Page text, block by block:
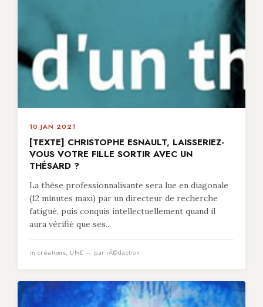
10 JAN 2021
[TEXTE] CHRISTOPHE ESNAULT, LAISSERIEZ-
VOUS VOTRE FILLE SORTIR AVEC UN
THÉSARD ?
La thèse professionnalisante sera lue en diagonale
(12 minutes maxi) par un directeur de recherche
fatigué, puis conquis intellectuellement quand il
aura vérifié que ses...
in créations, UNE — par rÃ©daction